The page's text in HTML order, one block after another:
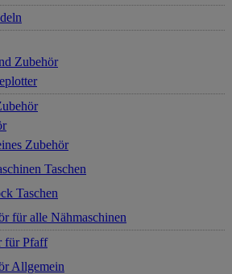
Zubehör
Zubehör
Taschen
Taschen
für alle Nähmaschinen
für Pfaff
Allgemein